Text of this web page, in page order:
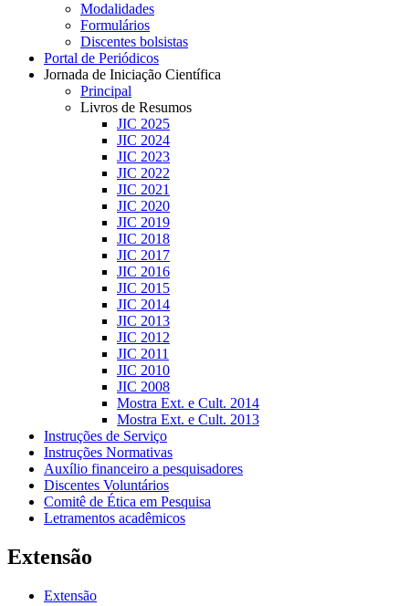
Modalidades
Formulários
Discentes bolsistas
Portal de Periódicos
Jornada de Iniciação Científica
Principal
Livros de Resumos
JIC 2025
JIC 2024
JIC 2023
JIC 2022
JIC 2021
JIC 2020
JIC 2019
JIC 2018
JIC 2017
JIC 2016
JIC 2015
JIC 2014
JIC 2013
JIC 2012
JIC 2011
JIC 2010
JIC 2008
Mostra Ext. e Cult. 2014
Mostra Ext. e Cult. 2013
Instruções de Serviço
Instruções Normativas
Auxílio financeiro a pesquisadores
Discentes Voluntários
Comitê de Ética em Pesquisa
Letramentos acadêmicos
Extensão
Extensão